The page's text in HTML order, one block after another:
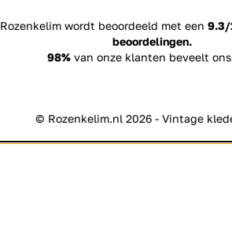
Rozenkelim wordt beoordeeld met een 9.3/
beoordelingen.
98% van onze klanten beveelt
© Rozenkelim.nl 2026 - Vintage